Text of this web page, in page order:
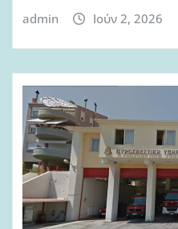
admin Ιούν 2, 2026